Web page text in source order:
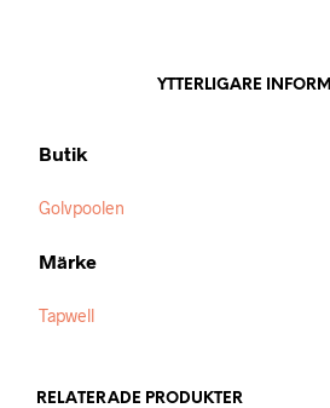
YTTERLIGARE
Butik
Golvpoolen
Märke
Tapwell
RELATERADE PRODUKTER